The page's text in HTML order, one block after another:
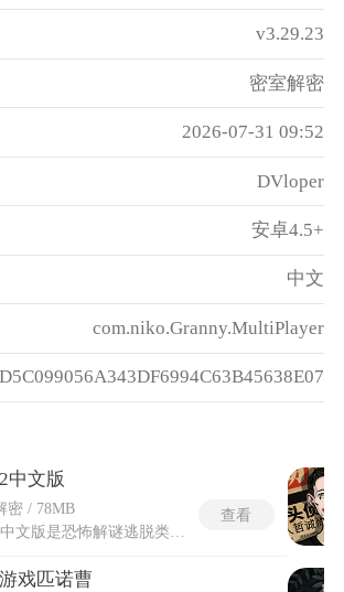
v3.29.23
密室解密
2026-07-31 09:52
DVloper
安卓4.5+
中文
com.niko.Granny.MultiPlayer
中文版
密 / 78MB
青鬼2中文版是恐怖解谜逃脱类游戏，游戏延续系列经典恐怖基调，以荒废诡秘的校园为核心场景，整体氛围压抑惊悚，游玩过程中需要自主探索各个房间区域，搜集散落的关键物品与线索，破解层层关联的机关谜题。青鬼2中文版适配国内游玩习惯，对原版外文内容进行全面本土化翻译，所有剧情台词、谜题线索和界面文字均转为简体中文，彻底打破语言壁垒。同时规避青鬼的全程追击，依靠细致观察和冷静判断解锁多元剧情结局，沉浸式体验紧张的逃生冒险过程。
查看
戏匹诺曹